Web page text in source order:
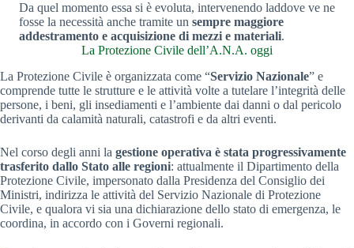
Da quel momento essa si è evoluta, intervenendo laddove ve ne
fosse la necessità anche tramite un sempre maggiore
addestramento e acquisizione di mezzi e materiali.
La Protezione Civile dell’A.N.A. oggi
La Protezione Civile è organizzata come “Servizio Nazionale” e
comprende tutte le strutture e le attività volte a tutelare l’integrità delle
persone, i beni, gli insediamenti e l’ambiente dai danni o dal pericolo
derivanti da calamità naturali, catastrofi e da altri eventi.
Nel corso degli anni la gestione operativa è stata progressivamente
trasferito dallo Stato alle regioni: attualmente il Dipartimento della
Protezione Civile, impersonato dalla Presidenza del Consiglio dei
Ministri, indirizza le attività del Servizio Nazionale di Protezione
Civile, e qualora vi sia una dichiarazione dello stato di emergenza, le
coordina, in accordo con i Governi regionali.